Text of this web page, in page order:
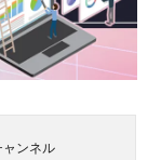
ャンネル